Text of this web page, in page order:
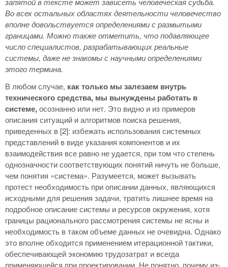
Во всех остальных областях деятельности человечество
вполне довольствуется определениями с размытыми
границами. Можно также отметить, что подавляющее
число специалистов, разрабатывающих реальные
системы, даже не знакомы с научными определениями
этого термина.
В любом случае, как только мы залезаем внутрь
технического средства, мы вынуждены работать в
системе,осознанно или нет. Это видно и из примеров
описания ситуаций и алгоритмов поиска решения,
приведенных в [2]: избежать использования системных
представлений в виде указания компонентов и их
взаимодействия все равно не удается, при том что степень
однозначности соответствующих понятий ничуть не больше,
чем понятия «система». Разумеется, может вызывать
протест необходимость при описании данных, являющихся
исходными для решения задачи, тратить лишнее время на
подробное описание системы и ресурсов окружения, хотя
границы рационального рассмотрения системы не ясны и
необходимость в таком объеме данных не очевидна. Однако
это вполне обходится применением итерационной тактики,
обеспечивающей экономию трудозатрат и всегда
применяющейся при проектировании. Не понятно, почему из-